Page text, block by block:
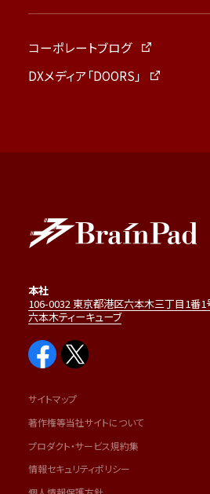
コーポレートブログ
DXメディア「DOORS」
本社
106-0032 東京都港区六本木三丁目1番1
六本木ティーキューブ
サイトマップ
著作権等当社サイトについて
プロダクト・サービス規約集
情報セキュリティポリシー